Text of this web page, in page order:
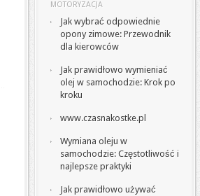
MOTORYZACJA
Jak wybrać odpowiednie
opony zimowe: Przewodnik
dla kierowców
Jak prawidłowo wymieniać
olej w samochodzie: Krok po
kroku
www.czasnakostke.pl
Wymiana oleju w
samochodzie: Częstotliwość i
najlepsze praktyki
Jak prawidłowo używać